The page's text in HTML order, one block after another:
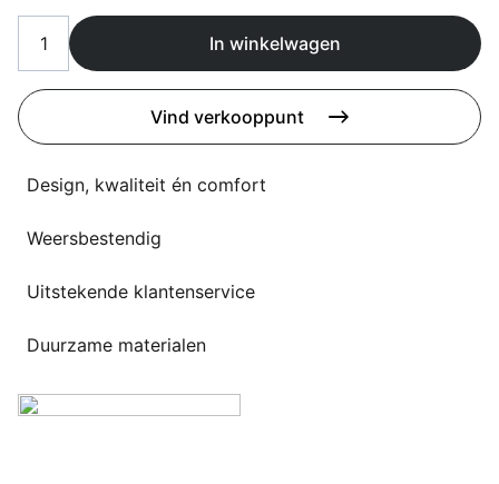
Flagship stores
3D modellen
Support
Nieuws
In winkelwagen
Vind verkooppunt
Design, kwaliteit én comfort
Weersbestendig
Uitstekende klantenservice
Duurzame materialen